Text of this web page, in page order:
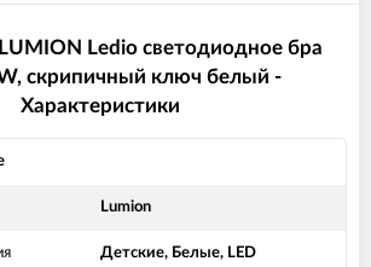
Ledio светодиодное бра
скрипичный ключ белый -
Характеристики
Lumion
Детские, Белые, LED